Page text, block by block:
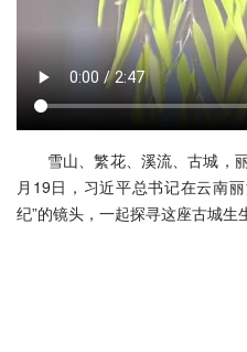
雪山、繁花、溪流、古城，
月19日，习近平总书记在云南
纪”的镜头，一起探寻这座古城生